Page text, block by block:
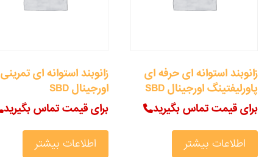
زانوبند استوانه ای حرفه ای
پاورلیفتینگ اورجینال SBD
برای قیمت تماس بگیرید
اطلاعات بیشتر
زانوبند استوانه ای تمرینی
اورجینال SBD
برای قیمت تماس بگیرید
اطلاعات بیشتر